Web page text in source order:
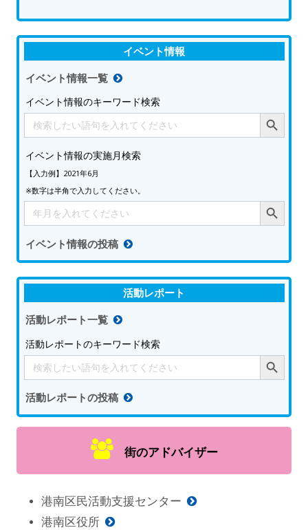
イベント情報
イベント情報一覧
イベント情報のキーワード検索
Search
for:
Search Button
イベント情報の実施月検索
【入力例】2021年6月
※数字は半角で入力してください。
Search
for:
Search Button
イベント情報の投稿
活動レポート
活動レポート一覧
活動レポートのキーワード検索
Search
for:
Search Button
活動レポートの投稿
街のアドバイザー
港南区民活動支援センター
港南区役所